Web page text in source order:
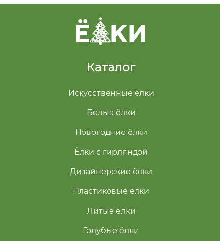
Каталог
Искусственные ёлки
Белые ёлки
Голубые ёлки
Новогодние ёлки
Ёлки с гирляндой
Дизайнерские ёлки
Пластиковые ёлки
Литые ёлки